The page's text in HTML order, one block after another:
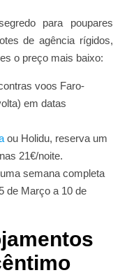
para poupares
de agência rígidos,
o preço mais baixo:
voos Faro-
em datas
ou Holidu, reserva um
21€/noite.
semana completa
de Março a 10 de